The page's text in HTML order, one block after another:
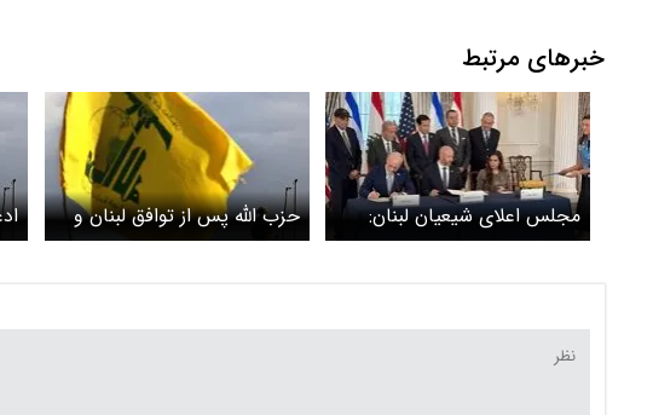
خبرهای مرتبط
مجلس اعلای شیعیان لبنان:
توافق با اسرائیل اجرا نخواهد
حزب الله پس از توافق لبنان و
اسرائیل: دولت لبنان مشروعیت